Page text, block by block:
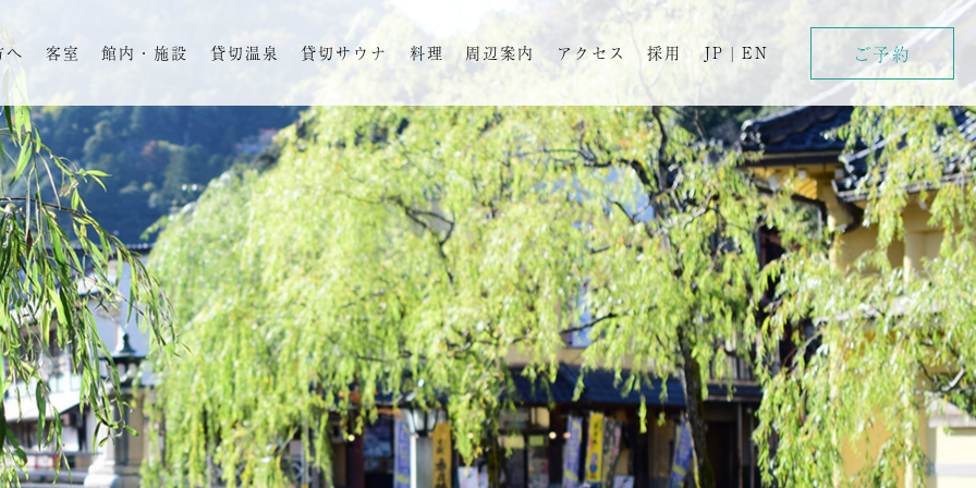
へ 客室 館内・施設 貸切温泉 貸切サウナ 料理 周辺案内 アクセス 採用 JP | EN ご予約